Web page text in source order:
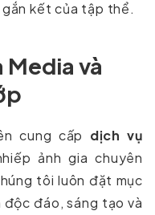
kết của tập thể.
Media và
cung cấp dịch vụ
ảnh gia chuyên
tôi luôn đặt mục
đáo, sáng tạo và